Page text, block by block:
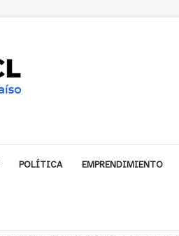
POLÍTICA EMPRENDIMIENTO